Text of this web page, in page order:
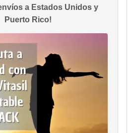
a Estados Unidos y
Puerto Rico!